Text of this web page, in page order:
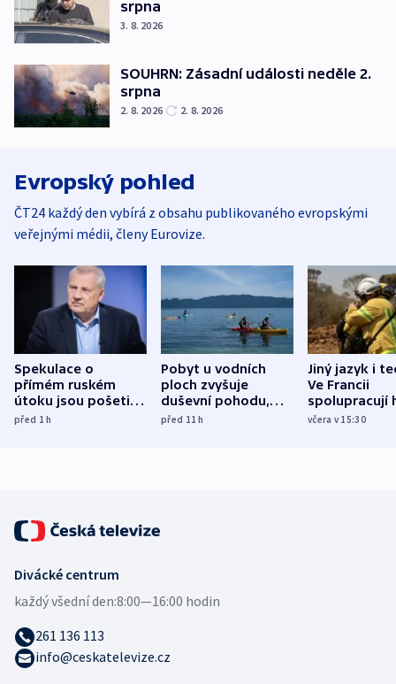
srpna
3. 8. 2026
SOUHRN: Zásadní události neděle 2.
srpna
2. 8. 2026 2. 8. 2026
Evropský pohled
ČT24 každý den vybírá z obsahu publikovaného evropskými
veřejnými médii, členy Eurovize.
Spekulace o
přímém ruském
útoku jsou pošetilé,
míní estonský
před 1h
Pobyt u vodních
ploch zvyšuje
duševní pohodu,
ukázala
před 11h
Jiný jazyk i
Ve Francii
spolupracují
různých zemí
včera v 15:30
Divácké centrum
každý všední den:8:00—16:00 hodin
261 136 113
info@ceskatelevize.cz